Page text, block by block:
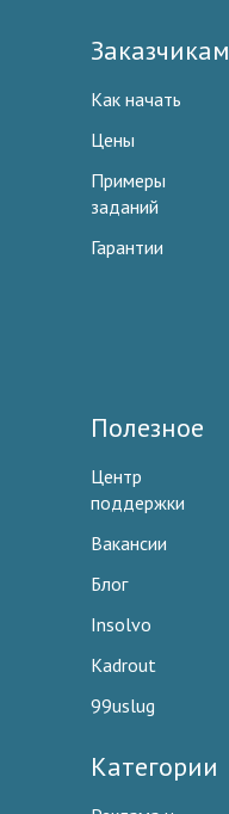
Заказчикам
Как начать
Цены
Примеры
заданий
Гарантии
Полезное
Центр
поддержки
Вакансии
Блог
Insolvo
Kadrout
99uslug
Категории